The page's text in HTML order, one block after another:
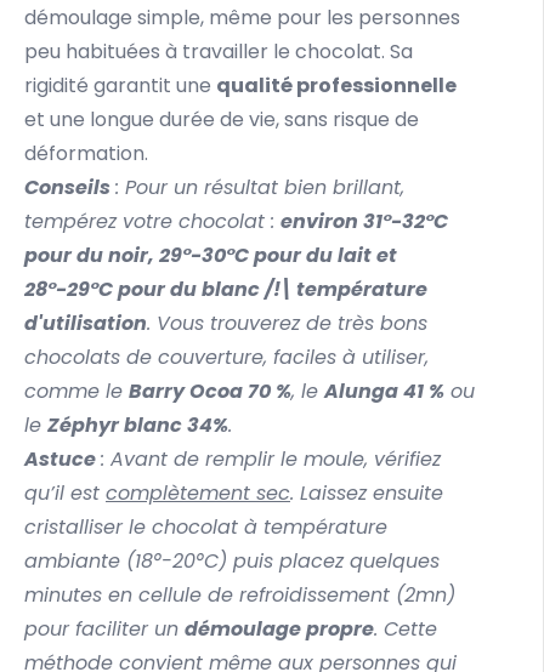
démoulage simple, même pour les personnes
peu habituées à travailler le chocolat. Sa
rigidité garantit une qualité professionnelle
et une longue durée de vie, sans risque de
déformation.
Conseils : Pour un résultat bien brillant,
tempérez votre chocolat : environ 31°-32°C
pour du noir, 29°-30°C pour du lait et
28°-29°C pour du blanc /!\ température
d'utilisation. Vous trouverez de très bons
chocolats de couverture, faciles à utiliser,
comme le Barry Ocoa 70 %, leAlunga 41 % ou
le Zéphyr blanc 34%.
Astuce: Avant de remplir le moule, vérifiez
qu’il est complètement sec. Laissez ensuite
cristalliser le chocolat à température
ambiante (18°-20°C) puis placez quelques
minutes en cellule de refroidissement (2mn)
pour faciliter un démoulage propre. Cette
méthode convient même aux personnes qui